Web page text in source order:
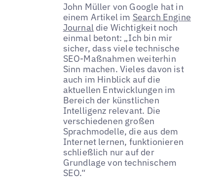
John Müller von Google hat in
einem Artikel im Search Engine
Journal die Wichtigkeit noch
einmal betont: „Ich bin mir
sicher, dass viele technische
SEO-Maßnahmen weiterhin
Sinn machen. Vieles davon ist
auch im Hinblick auf die
aktuellen Entwicklungen im
Bereich der künstlichen
Intelligenz relevant. Die
verschiedenen großen
Sprachmodelle, die aus dem
Internet lernen, funktionieren
schließlich nur auf der
Grundlage von technischem
SEO.“